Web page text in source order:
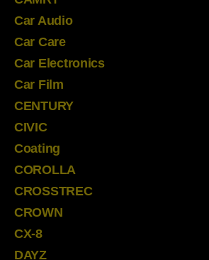
Car Audio
Car Care
Car Electronics
Car Film
CENTURY
CIVIC
Coating
COROLLA
CROSSTREC
CROWN
CX-8
DAYZ